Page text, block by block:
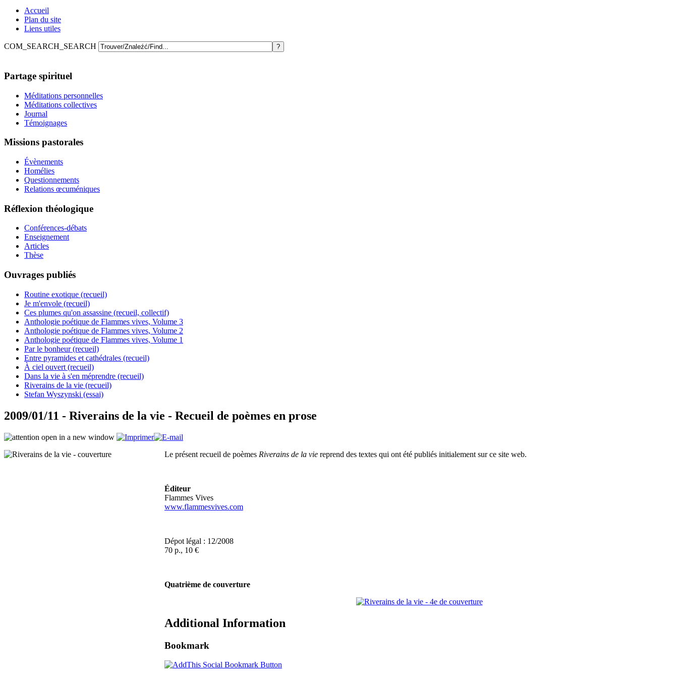
Accueil
Plan du site
Liens utiles
COM_SEARCH_SEARCH
Partage spirituel
Méditations personnelles
Méditations collectives
Journal
Témoignages
Missions pastorales
Évènements
Homélies
Questionnements
Relations œcuméniques
Réflexion théologique
Conférences-débats
Enseignement
Articles
Thèse
Ouvrages publiés
Routine exotique (recueil)
Je m'envole (recueil)
Ces plumes qu'on assassine (recueil, collectif)
Anthologie poétique de Flammes vives, Volume 3
Anthologie poétique de Flammes vives, Volume 2
Anthologie poétique de Flammes vives, Volume 1
Par le bonheur (recueil)
Entre pyramides et cathédrales (recueil)
À ciel ouvert (recueil)
Dans la vie à s'en méprendre (recueil)
Riverains de la vie (recueil)
Stefan Wyszynski (essai)
2009/01/11 - Riverains de la vie - Recueil de poèmes en prose
Le présent recueil de poèmes Riverains de la vie reprend des textes qui ont été publiés initialement sur ce site web.
Éditeur
Flammes Vives
www.flammesvives.com
Dépot légal : 12/2008
70 p., 10 €
Quatrième de couverture
Additional Information
Bookmark